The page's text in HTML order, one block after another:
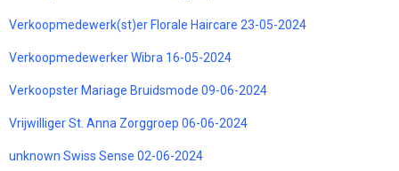
Verkoopmedewerk(st)er Florale Haircare 23-05-2024
Verkoopmedewerker Wibra 16-05-2024
Verkoopster Mariage Bruidsmode 09-06-2024
Vrijwilliger St. Anna Zorggroep 06-06-2024
unknown Swiss Sense 02-06-2024